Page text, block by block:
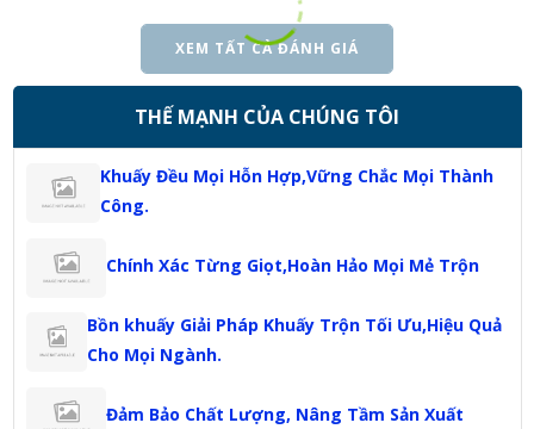
XEM TẤT CẢ ĐÁNH GIÁ
THẾ MẠNH CỦA CHÚNG TÔI
Khuấy Đều Mọi Hỗn Hợp,Vững Chắc Mọi Thành
Công.
Chính Xác Từng Giọt,Hoàn Hảo Mọi Mẻ Trộn
Bồn khuấy Giải Pháp Khuấy Trộn Tối Ưu,Hiệu Quả
Cho Mọi Ngành.
Đảm Bảo Chất Lượng, Nâng Tầm Sản Xuất